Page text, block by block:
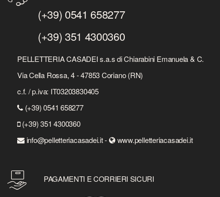
(+39) 0541 658277
(+39) 351 4300360
PELLETTERIA CASADEI s.a.s di Chiarabini Emanuela & C.
Via Cella Rossa, 4 - 47853 Coriano (RN)
c.f. / p.iva: IT03203830405
(+39) 0541 658277
(+39) 351 4300360
info@pelletteriacasadei.it -
www.pelletteriacasadei.it
PAGAMENTI E CORRIERI SICURI